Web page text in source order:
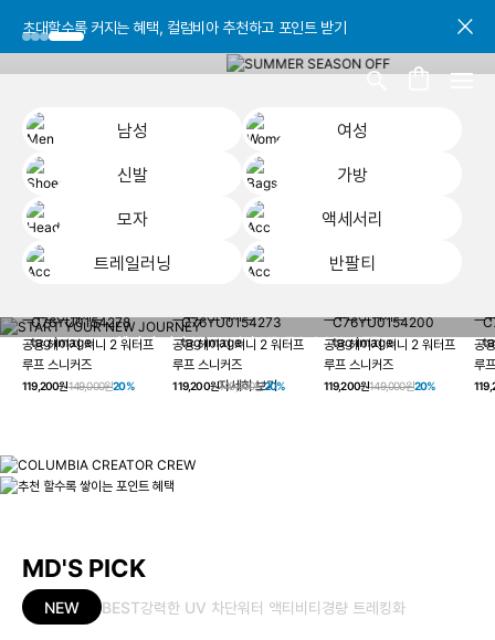
초대할수록 커지는 혜택, 컬럼비아 추천하고 포인트 받기
초대할수록 커지는 혜택, 컬럼비아 추천하고 포인트 받기
초대할수록 커지는 혜택, 컬럼비아 추천하고 포인트 받기
남성
여성
신발
가방
모자
액세서리
트레일러닝
반팔티
START YOUR
헤이지 져니 New 컬러 UP TO 20% OFF
자세히 보기
공용 헤이지 져니 2 워터프
루프 스니커즈
119,200원149,000원20%
공용 헤이지 져니 2 워터프
루프 스니커즈
119,200원149,000원20%
공용 헤이지 져니 2 워터프
루프 스니커즈
119,200원149,000원20%
공
루
MD'S PICK
NEW BEST강력한 UV 차단워터 액티비티경량 트레킹화